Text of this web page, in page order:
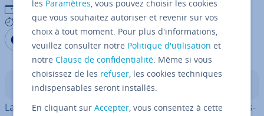
01/03/2023
7 mins
Partager sur Facebook
Partager sur Twitter
Partager sur LinkedIn
Sommaire
La meilleure des pu­bli­ci­tés est d’avoir une clientèle sa­tis­
les Paramètres, vous pouvez choisir les cookies
que vous souhaitez autoriser et revenir sur vos
choix à tout moment. Pour plus d'informations,
veuillez consulter notre Politique d'utilisation et
notreClause de confidentialité. Même si vous
choisissez de les refuser, les cookies techniques
indispensables seront installés.
En cliquant surAccepter, vous consentez à cette